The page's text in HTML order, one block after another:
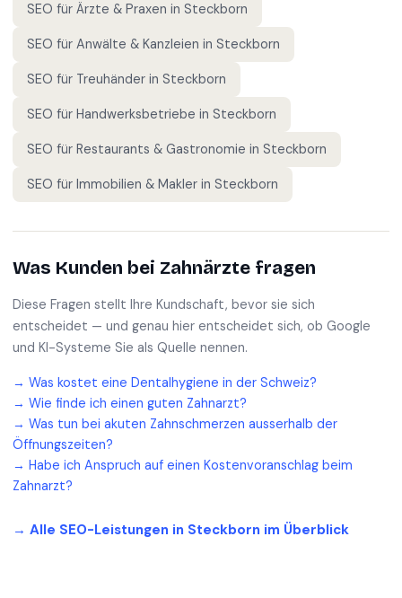
SEO für Ärzte & Praxen in Steckborn
SEO für Anwälte & Kanzleien in Steckborn
SEO für Treuhänder in Steckborn
SEO für Handwerksbetriebe in Steckborn
SEO für Restaurants & Gastronomie in Steckborn
SEO für Immobilien & Makler in Steckborn
Was Kunden bei Zahnärzte fragen
Diese Fragen stellt Ihre Kundschaft, bevor sie sich
entscheidet — und genau hier entscheidet sich, ob Google
und KI-Systeme Sie als Quelle nennen.
→ Was kostet eine Dentalhygiene in der Schweiz?
→ Wie finde ich einen guten Zahnarzt?
→ Was tun bei akuten Zahnschmerzen ausserhalb der
Öffnungszeiten?
→ Habe ich Anspruch auf einen Kostenvoranschlag beim
Zahnarzt?
→ Alle SEO-Leistungen in Steckborn im Überblick